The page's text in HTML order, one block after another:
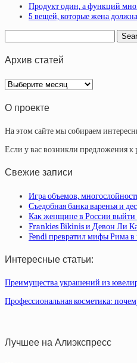
Продукт один, а функций
5 вещей, которые жена
Архив статей
Архив
статей
О проекте
На этом сайте мы собираем
Если у вас возникли предложения
Свежие записи
Игра объемов,
Съедобная банка варенья и
Как женщине в России выйти
Frankies Bikinis и Девон Ли
Fendi превратил мифы Рима
Интересные статьи:
Преимущества украшений из
Профессиональная косметика:
Лучшее на Алиэкспресс